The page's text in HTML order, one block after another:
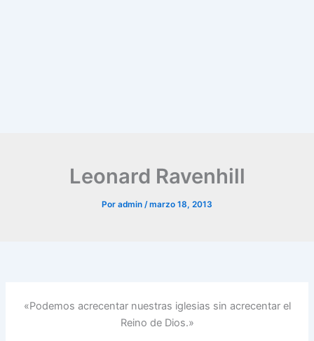
Leonard Ravenhill
Por admin /marzo 18, 2013
«Podemos acrecentar nuestras iglesias sin acrecentar el
Reino de Dios.»